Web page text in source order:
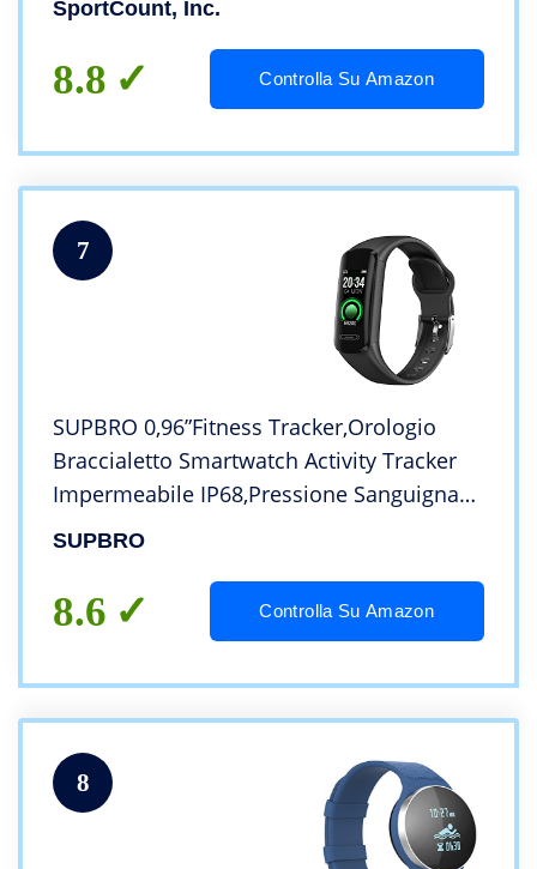
SportCount, Inc.
8.8 Controlla Su Amazon
7
SUPBRO 0,96”Fitness Tracker,Orologio
Braccialetto Smartwatch Activity Tracker
Impermeabile IP68,Pressione Sanguigna
Cardiofrequenzimetro,Contapassi
SUPBRO
8.6 Controlla Su Amazon
8